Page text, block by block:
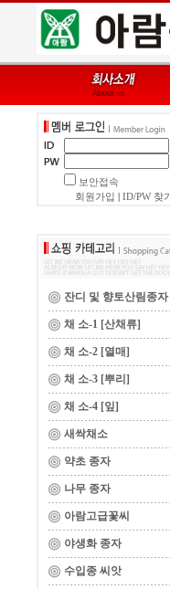
보안접속
회원가입
ID/PW 찾기
잔디 및 향토산림종자
채 소-1 [산채류]
채 소-2 [열매]
채 소-3 [뿌리]
채 소-4 [잎]
새싹채소
약초 종자
나무 종자
아람고급꽃씨
야생화 종자
수입종 씨앗